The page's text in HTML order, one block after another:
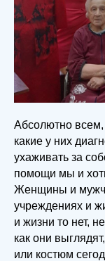
Абсолютно всем,
какие у них
ухаживать за
помощи мы и
Женщины и
учреждениях и
и жизни то нет,
как они
или костюм